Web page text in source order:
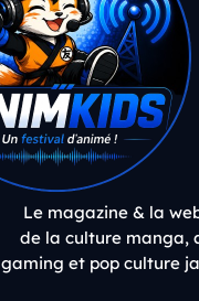
Le magazine & la
de la culture manga,
gaming et pop culture